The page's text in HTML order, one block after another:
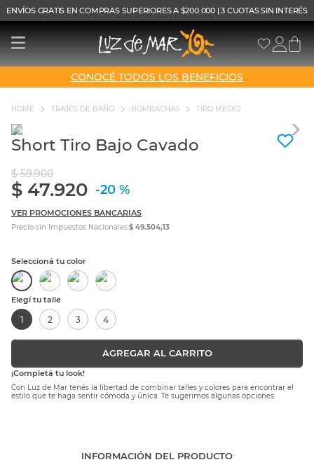
ENVÍOS GRATIS EN COMPRAS SUPERIORES A $200.000 | 3 CUOTAS SIN INTERÉS
CONOCÉ TODOS LOS BENEFICIOS
TRAJES DE BAÑO BOMBACHAS TIRO MEDIO
Short Tiro Bajo Cavado
$ 59.900
$ 47.920 -20 %
VER PROMOCIONES BANCARIAS
Precio sin Impuestos Nacionales:$ 49.504,13
1 2 3 4
AGREGAR AL CARRITO
¡Completá tu look!
Con Luz de Mar tenés la libertad de combinar talles y colores para encontrar el
estilo que te haga sentir cómoda y única. Te sugerimos algunas opciones.
INFORMACIÓN DEL PRODUCTO